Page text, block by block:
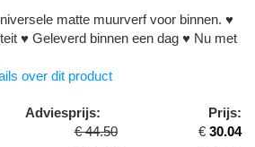
matte muurverf voor binnen. ♥
♥ Geleverd binnen een dag ♥ Nu met
over dit product
Adviesprijs:
Prijs:
€ 44.50 € 30.04